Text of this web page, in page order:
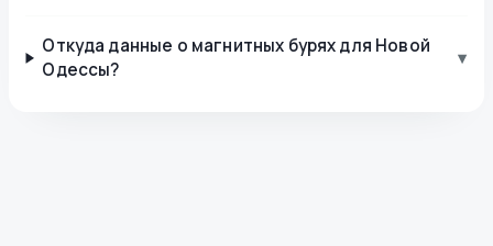
Откуда данные о магнитных бурях для Новой
Одессы?
▾